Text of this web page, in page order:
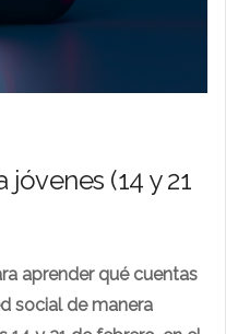
(14 y 21
aprender qué cuentas
social de manera